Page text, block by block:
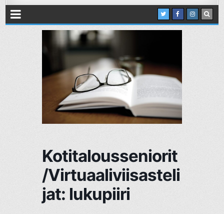
Kotitalousseniorit
/Virtuaaliviisasteli
jat: lukupiiri